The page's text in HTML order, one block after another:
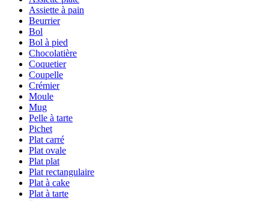
Assiette à pain
Beurrier
Bol
Bol à pied
Chocolatière
Coquetier
Coupelle
Crémier
Moule
Mug
Pelle à tarte
Pichet
Plat carré
Plat ovale
Plat plat
Plat rectangulaire
Plat à cake
Plat à tarte